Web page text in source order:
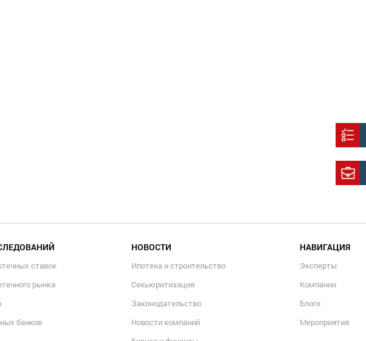
ставок
рынка
банков
НОВОСТИ
Ипотека и строительство
Секьюритизация
Законодательство
Новости компаний
НАВИГАЦИЯ
Эксперты
Компании
Блоги
Мероприятия